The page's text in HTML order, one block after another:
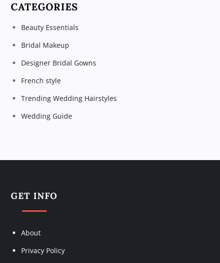
g
a
t
i
o
CATEGORIES
Beauty Essentials
Bridal Makeup
Designer Bridal Gowns
French style
Trending Wedding Hairstyles
Wedding Guide
GET INFO
About
Privacy Policy